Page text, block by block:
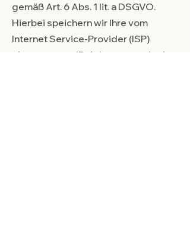
gemäß Art. 6 Abs. 1 lit. a DSGVO.
Hierbei speichern wir Ihre vom
Internet Service-Provider (ISP)
eingetragene IP-Adresse sowie das